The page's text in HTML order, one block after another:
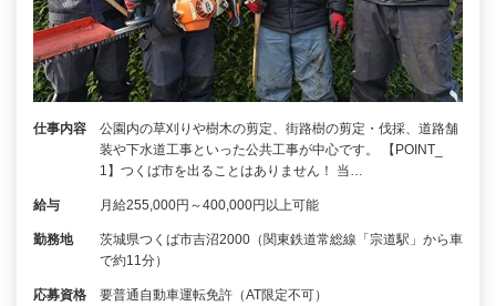
仕事内容
公園内の草刈りや樹木の剪定、街路樹の剪定・伐採、道路舗
装や下水道工事といった公共工事が中心です。 【POINT_
1】つくば市を出ることはありません！ 当…
給与 月給255,000円～400,000円以上可能
勤務地
茨城県つくば市吉沼2000（関東鉄道常総線「宗道駅」から車
で約11分）
応募資格 要普通自動車運転免許（AT限定不可）